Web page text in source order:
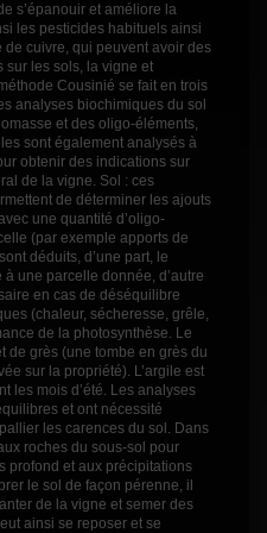
s’épanouir et améliore la
les pesticides habituels ainsi
de cuivre, qui peuvent avoir des
sur les sols, la vigne et
Cousinié se fait en trois
analyses biochimiques du sol
et des oligo-éléments,
sont également analysés à
obtenir des indications sur
de la vigne. Sol : ces
de déterminer les ajouts
une quantité d’oligo-
(par exemple apports de
déduits, d’une part, le
une parcelle donnée, d’autre
en cas de déséquilibre
(chaleur, sécheresse, grêle,
de la photosynthèse. Le
de grès (une tombe en grès du
sur la propriété). L’argile est
les mois d’été. Les analyses
et ont nécessité
les carences du sol. Dans
roches du sous-sol pour
profond et aux précipitations
le sol de façon pérenne, il
de la vigne et semer des
ainsi se reposer et se